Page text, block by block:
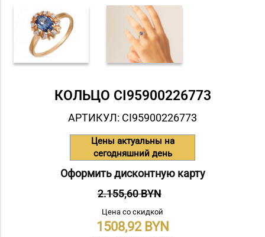
КОЛЬЦО СI95900226773
АРТИКУЛ: СI95900226773
Цены актуальны на
сегодняшний день
Оформить дисконтную карту
2.155,60 BYN
Цена со скидкой
1508,92